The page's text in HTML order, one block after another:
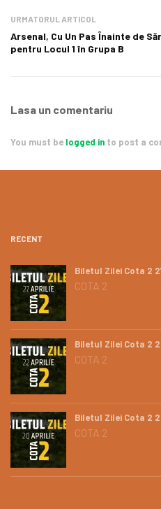
URMATORUL ARTICOL
Arsenal, Cu Un Pas Înainte de
pentru Locul 1 în Grupa B
Lasa un comentariu
You must be logged in to post a
RECENT
Biletul Zilei Cota 2
COTA 2
Biletul Zilei Cota 2
COTA 2
Biletul Zilei Cota 2
COTA 2